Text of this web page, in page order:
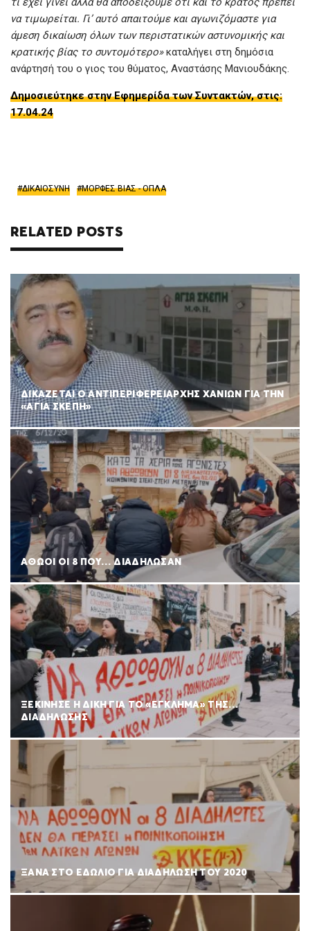
να τιμωρείται. Γι’ αυτό απαιτούμε και αγωνιζόμαστε για
άμεση δικαίωση όλων των περιστατικών αστυνομικής και
κρατικής βίας το συντομότερο»καταλήγει στη δημόσια
ανάρτησή του ο γιος του θύματος, Αναστάσης Μανιουδάκης.
Δημοσιεύτηκε στην Εφημερίδα των Συντακτών, στις:
17.04.24
ΔΙΚΑΙΟΣΥΝΗ ΜΟΡΦΕΣ ΒΙΑΣ - ΟΠΛΑ
RELATED POSTS
ΔΙΚΑΖΕΤΑΙ Ο ΑΝΤΙΠΕΡΙΦΕΡΕΙΑΡΧΗΣ ΧΑΝΙΩΝ ΓΙΑ ΤΗΝ
«ΑΓΙΑ ΣΚΕΠΗ»
ΑΘΩΟΙ ΟΙ 8 ΠΟΥ… ΔΙΑΔΗΛΩΣΑΝ
ΞΕΚΙΝΗΣΕ Η ΔΙΚΗ ΓΙΑ ΤΟ «ΕΓΚΛΗΜΑ» ΤΗΣ…
ΔΙΑΔΗΛΩΣΗΣ
ΞΑΝΑ ΣΤΟ ΕΔΩΛΙΟ ΓΙΑ ΔΙΑΔΗΛΩΣΗ ΤΟΥ 2020